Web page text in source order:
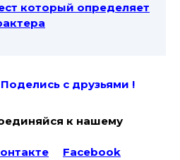
который определяет
Поделись с друзьями !
к нашему
Facebook